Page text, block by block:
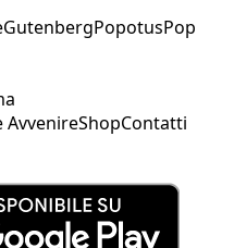
GutenbergPopotusPop
AvvenireShopContatti